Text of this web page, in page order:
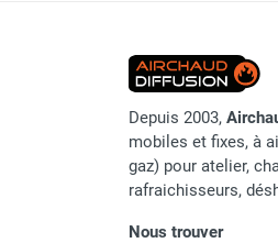
gaz
Chauffage mobile
Chauffage
Chauffage haute
étuvage industriel
punaises de lit
Chauffage
Depuis 2003,
mobiles et fixes, à
gaz) pour atelier,
rafraichisseurs,
Nous trouver